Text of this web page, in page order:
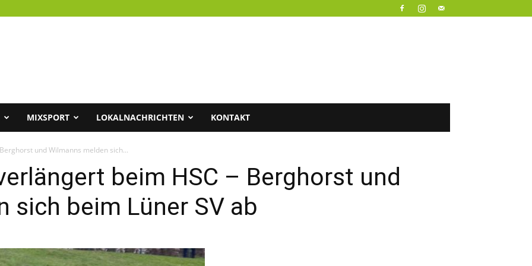
MIXSPORT LOKALNACHRICHTEN KONTAKT
und Wilmanns melden sich...
beim HSC – Berghorst und
sich beim Lüner SV ab